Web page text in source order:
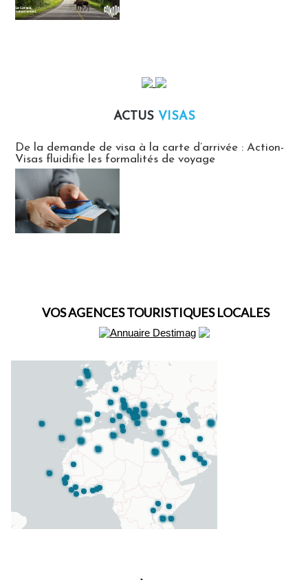
ACTUS VISAS
De la demande de visa à la carte d’arrivée : Action-
Visas fluidifie les formalités de voyage
VOS AGENCES TOURISTIQUES LOCALES